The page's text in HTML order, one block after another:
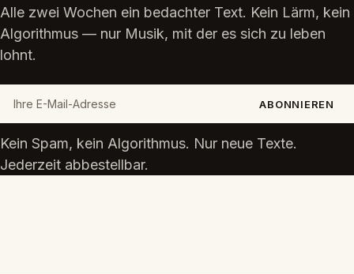
Alle zwei Wochen ein bedachter Text. Kein Lärm, kein
Algorithmus — nur Musik, mit der es sich zu leben
lohnt.
Ihre E-Mail-Adresse
ABONNIEREN
Kein Spam, kein Algorithmus. Nur neue Texte.
Jederzeit abbestellbar.